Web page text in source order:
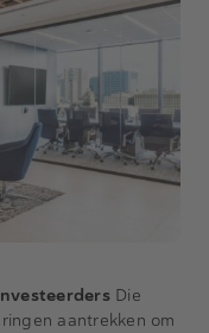
Die
aantrekken om